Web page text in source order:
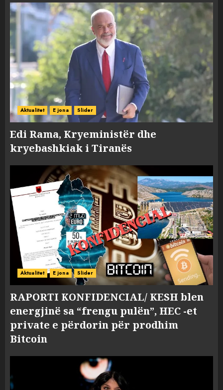
Aktualitet E jona Slider
Edi Rama, Kryeministër dhe
kryebashkiak i Tiranës
Aktualitet E jona Slider
RAPORTI KONFIDENCIAL/ KESH blen
energjinë sa “frengu pulën”, HEC -et
private e përdorin për prodhim
Bitcoin